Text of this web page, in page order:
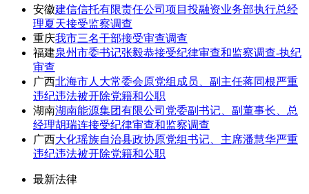
安徽建信信托有限责任公司项目投融资业务部执行总经
理夏天接受监察调查
重庆我市三名干部接受审查调查
福建泉州市委书记张毅恭接受纪律审查和监察调查-执纪
审查
广西北海市人大常委会原党组成员、副主任蒋同根严重
违纪违法被开除党籍和公职
湖南湖南能源集团有限公司党委副书记、副董事长、总
经理胡瑞连接受纪律审查和监察调查
广西大化瑶族自治县政协原党组书记、主席潘慧华严重
违纪违法被开除党籍和公职
最新法律